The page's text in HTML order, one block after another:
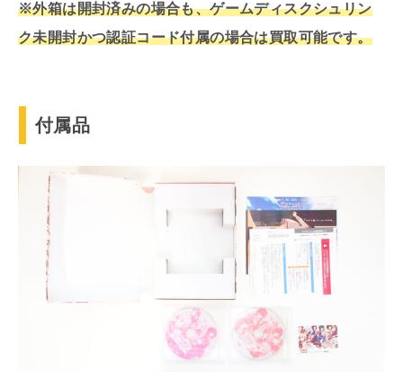
※外箱は開封済みの場合も、ゲームディスクシュリン
ク未開封かつ認証コード付属の場合は買取可能です。
付属品